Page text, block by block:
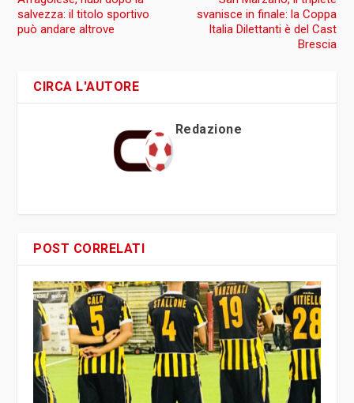
salvezza: il titolo sportivo
può andare altrove
svanisce in finale: la Coppa
Italia Dilettanti è del Cast
Brescia
CIRCA L'AUTORE
Redazione
POST CORRELATI